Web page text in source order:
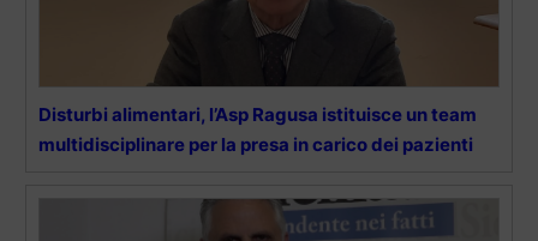
Disturbi alimentari, l’Asp Ragusa istituisce un team
multidisciplinare per la presa in carico dei pazienti